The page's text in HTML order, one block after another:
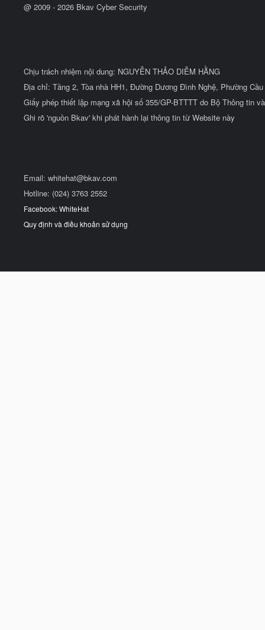
@ 2009 - 2026 Bkav Cyber Security
Chịu trách nhiệm nội dung: NGUYỄN THẢO DIỄM HẰNG
Địa chỉ: Tầng 2, Tòa nhà HH1, Đường Dương Đình Nghệ, Phường
Giấy phép thiết lập mạng xã hội số 355/GP-BTTTT do Bộ Thông tin
Ghi rõ 'nguồn Bkav' khi phát hành lại thông tin từ Website này
Email: whitehat@bkav.com
Hotline: (024) 3763 2552
Facebook: WhiteHat
Quy định và điều khoản sử dụng